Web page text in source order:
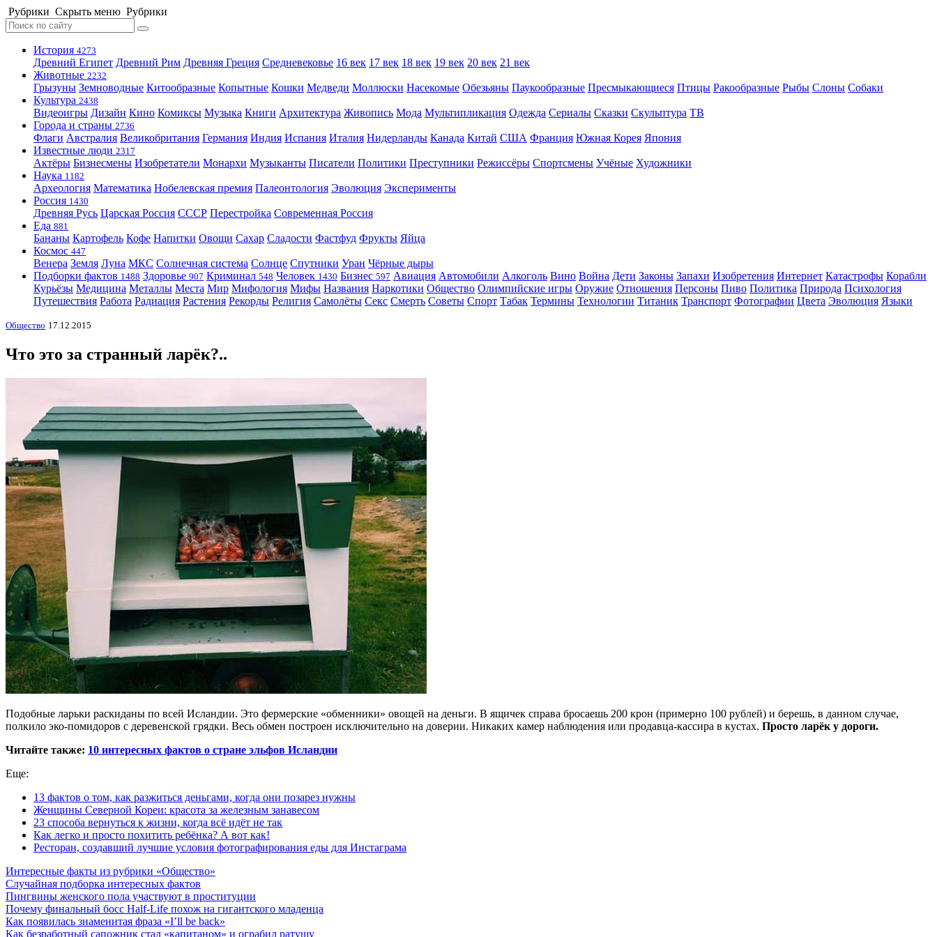
Рубрики Скрыть меню Рубрики
История 4273
Древний Египет Древний Рим Древняя Греция Средневековье 16 век 17 век 18 век 19 век 20 век 21 век
Животные 2232
Грызуны Земноводные Китообразные Копытные Кошки Медведи Моллюски Насекомые Обезьяны Паукообразные Пресмыкающиеся Птицы Ракообразные Рыбы Слоны Собаки
Культура 2438
Видеоигры Дизайн Кино Комиксы Музыка Книги Архитектура Живопись Мода Мультипликация Одежда Сериалы Сказки Скульптура ТВ
Города и страны 2736
Флаги Австралия Великобритания Германия Индия Испания Италия Нидерланды Канада Китай США Франция Южная Корея Япония
Известные люди 2317
Актёры Бизнесмены Изобретатели Монархи Музыканты Писатели Политики Преступники Режиссёры Спортсмены Учёные Художники
Наука 1182
Археология Математика Нобелевская премия Палеонтология Эволюция Эксперименты
Россия 1430
Древняя Русь Царская Россия СССР Перестройка Современная Россия
Еда 881
Бананы Картофель Кофе Напитки Овощи Сахар Сладости Фастфуд Фрукты Яйца
Космос 447
Венера Земля Луна МКС Солнечная система Солнце Спутники Уран Чёрные дыры
Подборки фактов 1488 Здоровье 907 Криминал 548 Человек 1430 Бизнес 597 Авиация Автомобили Алкоголь Вино Война Дети Законы Запахи Изобретения Интернет Катастрофы Корабли
Курьёзы Медицина Металлы Места Мир Мифология Мифы Названия Наркотики Общество Олимпийские игры Оружие Отношения Персоны Пиво Политика Природа Психология
Путешествия Работа Радиация Растения Рекорды Религия Самолёты Секс Смерть Советы Спорт Табак Термины Технологии Титаник Транспорт Фотографии Цвета Эволюция Языки
Общество 17.12.2015
Что это за странный ларёк?..
Подобные ларьки раскиданы по всей Исландии. Это фермерские «обменники» овощей на деньги. В ящичек справа бросаешь 200 крон (примерно 100 рублей) и берешь, в данном случае,
полкило эко-помидоров с деревенской грядки. Весь обмен построен исключительно на доверии. Никаких камер наблюдения или продавца-кассира в кустах. Просто ларёк у дороги.
Читайте также: 10 интересных фактов о стране эльфов Исландии
Еще:
13 фактов о том, как разжиться деньгами, когда они позарез нужны
Женщины Северной Кореи: красота за железным занавесом
23 способа вернуться к жизни, когда всё идёт не так
Как легко и просто похитить ребёнка? А вот как!
Ресторан, создавший лучшие условия фотографирования еды для Инстаграма
Интересные факты из рубрики «Общество»
Случайная подборка интересных фактов
Пингвины женского пола участвуют в проституции
Почему финальный босс Half-Life похож на гигантского младенца
Как появилась знаменитая фраза «I’ll be back»
Как безработный сапожник стал «капитаном» и ограбил ратушу